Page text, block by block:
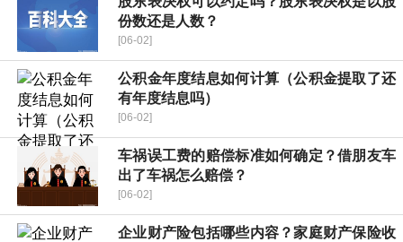
份数还是人数？
[06-02]
公积金年度结息如何计算（公积金提取了还
有年度结息吗）
[06-02]
车祸误工费的赔偿标准如何确定？借朋友车
出了车祸怎么赔偿？
[06-02]
企业财产险包括哪些内容？家庭财产保险收